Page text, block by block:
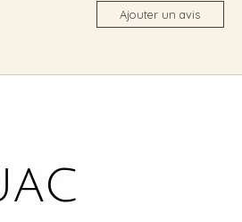
Ajouter un avis